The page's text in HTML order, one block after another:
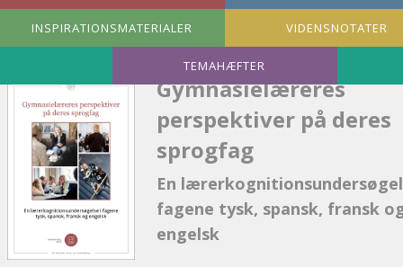
INSPIRATIONSMATERIALER VIDENSNOTATER
TEMAHÆFTER
Gymnasielæreres
perspektiver på deres
sprogfag
En
fagene tysk, spansk, fransk
engelsk